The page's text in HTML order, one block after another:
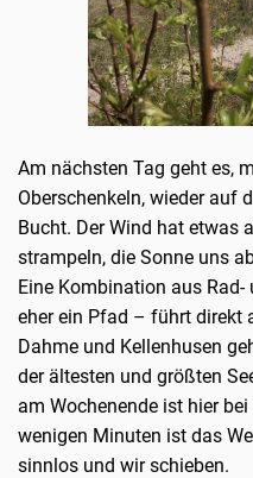
Am nächsten Tag geht es,
Oberschenkeln, wieder auf
Bucht. Der Wind hat etwas
strampeln, die Sonne uns
Eine Kombination aus
eher ein Pfad – führt direkt
Dahme und Kellenhusen
der ältesten und größten
am Wochenende ist hier
wenigen Minuten ist das
sinnlos und wir schieben.